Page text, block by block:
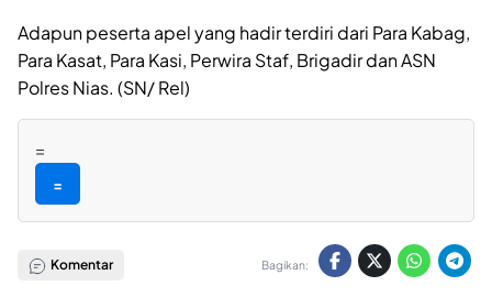
Adapun peserta apel yang hadir terdiri dari Para Kabag,
Para Kasat, Para Kasi, Perwira Staf, Brigadir dan ASN
Polres Nias. (SN/ Rel)
=
=
Komentar Bagikan: